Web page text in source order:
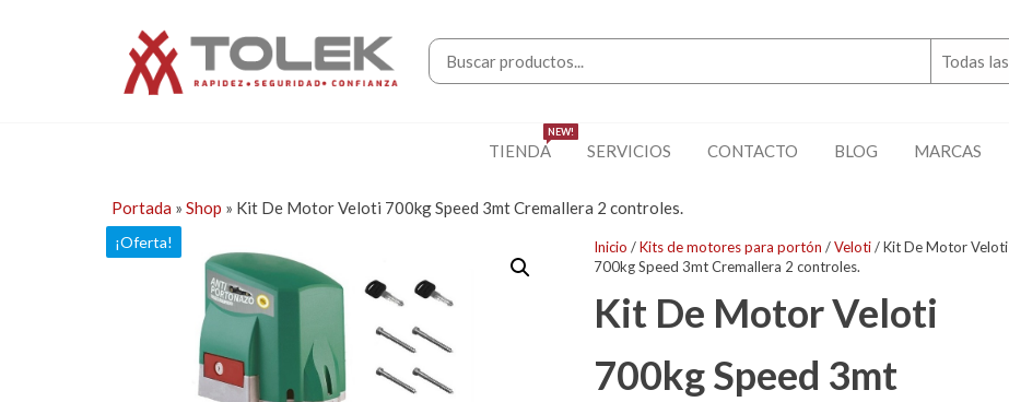
Tolek
TIENDA
NEW!
SERVICIOS CONTACTO BLOG MARCAS
Portada » Shop » Kit De Motor Veloti 700kg Speed 3mt Cremallera 2 controles.
¡Oferta! Inicio /Kits de motores para portón /Veloti/ Kit De Motor Veloti
700kg Speed 3mt Cremallera 2 controles.
Kit De Motor Veloti
700kg Speed 3mt